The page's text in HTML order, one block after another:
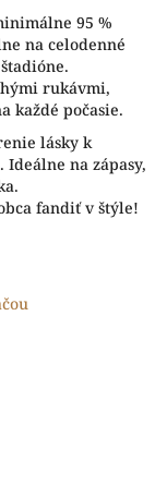
95 %
na celodenné
rukávmi,
každé počasie.
lásky k
na zápasy,
fandiť v štýle!